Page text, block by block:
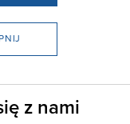
z nami